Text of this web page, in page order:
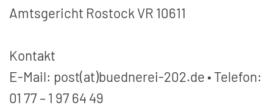
Amtsgericht Rostock VR 10611
Kontakt
E-Mail: post(at)buednerei-202.de • Telefon:
01 77 – 1 97 64 49